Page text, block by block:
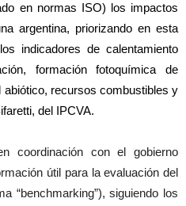
en normas ISO) los impactos
argentina, priorizando en esta
indicadores de calentamiento
formación fotoquímica de
abiótico, recursos combustibles y
del IPCVA.
coordinación con el gobierno
útil para la evaluación del
“benchmarking”), siguiendo los